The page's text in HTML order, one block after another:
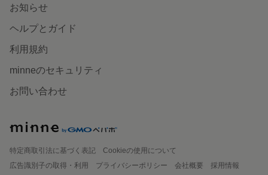
お知らせ
ヘルプとガイド
利用規約
minneのセキュリティ
お問い合わせ
特定商取引法に基づく表記
Cookieの使用について
広告識別子の取得・利用
プライバシーポリシー 会社概要
採用情報